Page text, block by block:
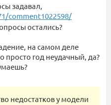
задавал,
comment1022598/
остались?
на самом деле
просто год неудачный, да?
недостатков у модели